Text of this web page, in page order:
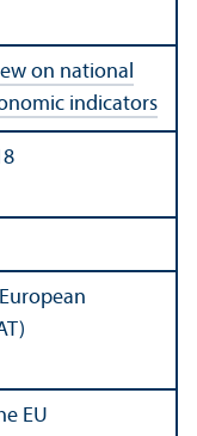
on national
indicators
EU